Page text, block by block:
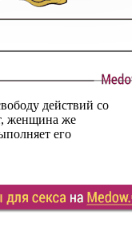
действий со
женщина же
его